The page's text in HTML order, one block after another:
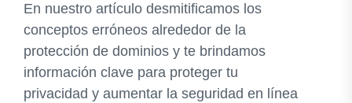
En nuestro artículo desmitificamos los
conceptos erróneos alrededor de la
protección de dominios y te brindamos
información clave para proteger tu
privacidad y aumentar la seguridad en línea